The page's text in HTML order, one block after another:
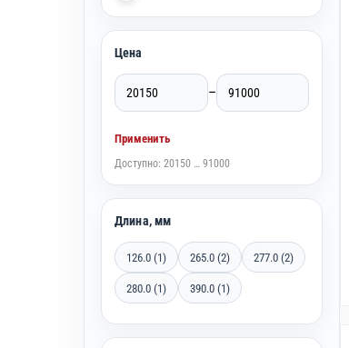
Цена
–
Применить
Доступно: 20150 … 91000
Длина, мм
126.0 (1) 265.0 (2) 277.0 (2)
280.0 (1) 390.0 (1)